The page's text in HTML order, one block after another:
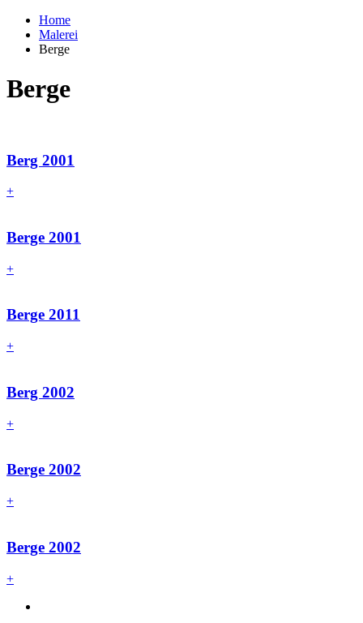
Home
Malerei
Berge
Berge
Berg 2001
+
Berge 2001
+
Berge 2011
+
Berg 2002
+
Berge 2002
+
Berge 2002
+